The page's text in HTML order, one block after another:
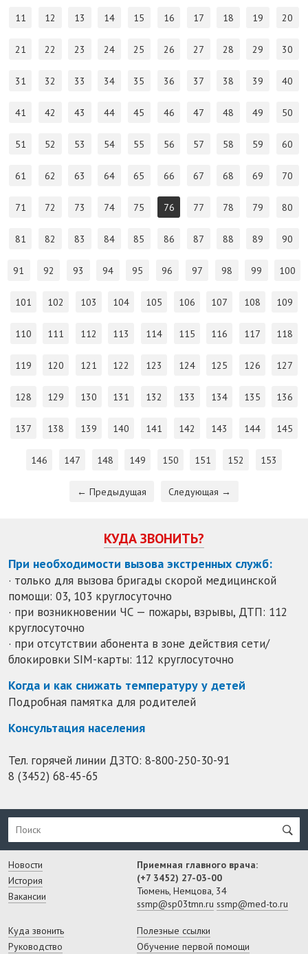
11 12 13 14 15 16 17 18 19 20
21 22 23 24 25 26 27 28 29 30
31 32 33 34 35 36 37 38 39 40
41 42 43 44 45 46 47 48 49 50
51 52 53 54 55 56 57 58 59 60
61 62 63 64 65 66 67 68 69 70
71 72 73 74 75 76 77 78 79 80
81 82 83 84 85 86 87 88 89 90
91 92 93 94 95 96 97 98 99 100
101 102 103 104 105 106 107 108 109
110 111 112 113 114 115 116 117 118
119 120 121 122 123 124 125 126 127
128 129 130 131 132 133 134 135 136
137 138 139 140 141 142 143 144 145
146 147 148 149 150 151 152 153
← Предыдущая Следующая →
КУДА ЗВОНИТЬ?
При необходимости вызова экстренных служб:
· только для вызова бригады скорой медицинской
помощи: 03, 103 круглосуточно
· при возникновении ЧС — пожары, взрывы, ДТП: 112
круглосуточно
· при отсутствии абонента в зоне действия сети/
блокировки SIM-карты: 112 круглосуточно
Когда и как снижать температуру у детей
Подробная памятка для родителей
Консультация населения
Тел. горячей линии ДЗТО: 8-800-250-30-91
8 (3452) 68-45-65
Новости
История
Вакансии
Приемная главного врача:
(+7 3452) 27-03-00
Тюмень, Немцова, 34
ssmp@sp03tmn.ru ssmp@med-to.ru
Куда звонить
Руководство
Полезные ссылки
Обучение первой помощи